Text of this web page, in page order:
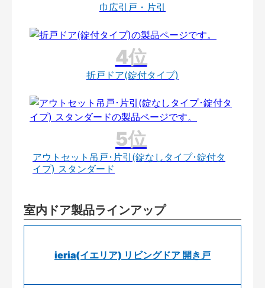
巾広引戸・片引
折戸ドア(錠付タイプ)
アウトセット吊戸･片引(錠なしタイプ･錠付タ
イプ) スタンダード
室内ドア製品ラインアップ
ieria(イエリア) リビングドア 開き戸